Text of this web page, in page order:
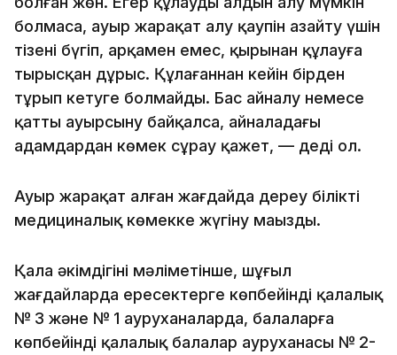
болмаса, ауыр жарақат алу қаупін азайту үшін
тізені бүгіп, арқамен емес, қырынан құлауға
тырысқан дұрыс. Құлағаннан кейін бірден
тұрып кетуге болмайды. Бас айналу немесе
қатты ауырсыну байқалса, айналадағы
адамдардан көмек сұрау қажет, — деді ол.
Ауыр жарақат алған жағдайда дереу білікті
медициналық көмекке жүгіну маңызды.
Қала әкімдігінің мәліметінше, шұғыл
жағдайларда ересектерге көпбейінді қалалық
№ 3 және № 1 ауруханаларда, балаларға
көпбейінді қалалық балалар ауруханасы № 2-